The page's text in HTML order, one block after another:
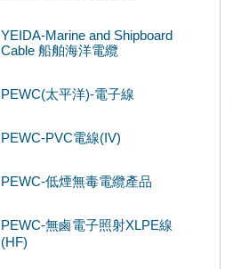
YEIDA-Marine and Shipboard
Cable 船舶海洋電纜
PEWC(太平洋)-電子線
PEWC-PVC電線(IV)
PEWC-低煙無毒電纜產品
PEWC-無鹵電子照射XLPE線
(HF)